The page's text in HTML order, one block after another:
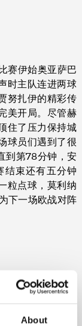
About
赛伊始奥亚萨巴
时主队连进两球
努扎伊的精彩传
美开局。尽管赫
住了压力保持城
球员们遇到了很
到第78分钟，安
结束还有五分钟
粒点球，莫利纳
下一场欧战对阵